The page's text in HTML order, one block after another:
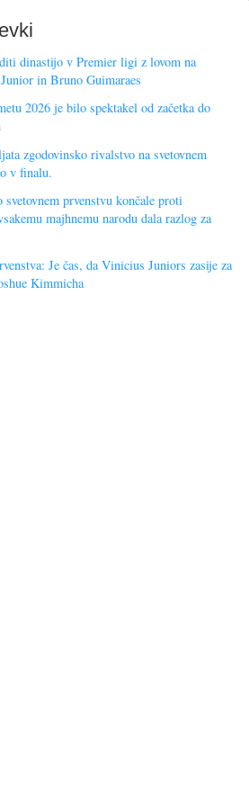
dinastijo v Premier ligi z lovom na
in Bruno Guimaraes
2026 je bilo spektakel od začetka do
zgodovinsko rivalstvo na svetovnem
v finalu.
prvenstvu končale proti
majhnemu narodu dala razlog za
Je čas, da Vinicius Juniors zasije za
Kimmicha